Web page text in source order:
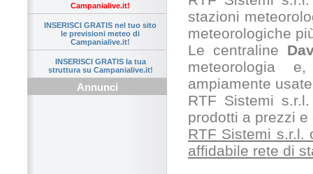
Campanialive.it!
INSERISCI GRATIS nel tuo sito
le previsioni meteo di
Campanialive.it!
INSERISCI GRATIS la tua
struttura su Campanialive.it!
Annunci
stazioni
meteorologiche
Le centraline
meteorologia
ampiamente
RTF Sistemi
prodotti a prezzi
RTF Sistemi s.r.l.
affidabile rete di